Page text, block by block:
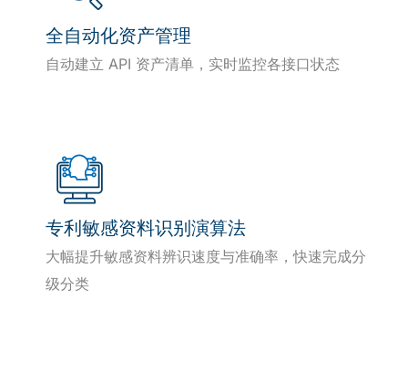
全自动化资产管理
自动建立 API 资产清单，实时监控各接口状态
专利敏感资料识别演算法
大幅提升敏感资料辨识速度与准确率，快速完成分
级分类